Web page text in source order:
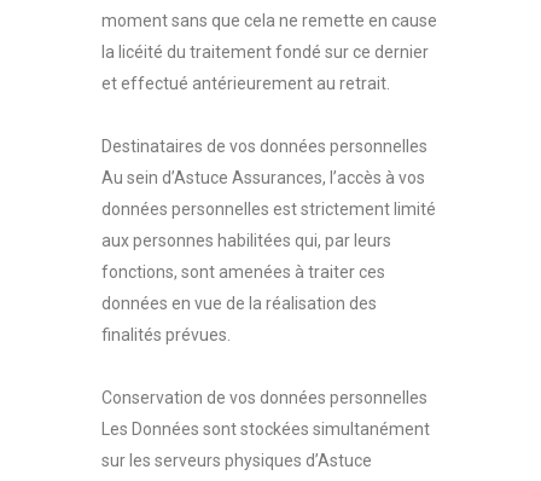
moment sans que cela ne remette en cause
la licéité du traitement fondé sur ce dernier
et effectué antérieurement au retrait.
Destinataires de vos données personnelles
Au sein d’Astuce Assurances, l’accès à vos
données personnelles est strictement limité
aux personnes habilitées qui, par leurs
fonctions, sont amenées à traiter ces
données en vue de la réalisation des
finalités prévues.
Conservation de vos données personnelles
Les Données sont stockées simultanément
sur les serveurs physiques d’Astuce